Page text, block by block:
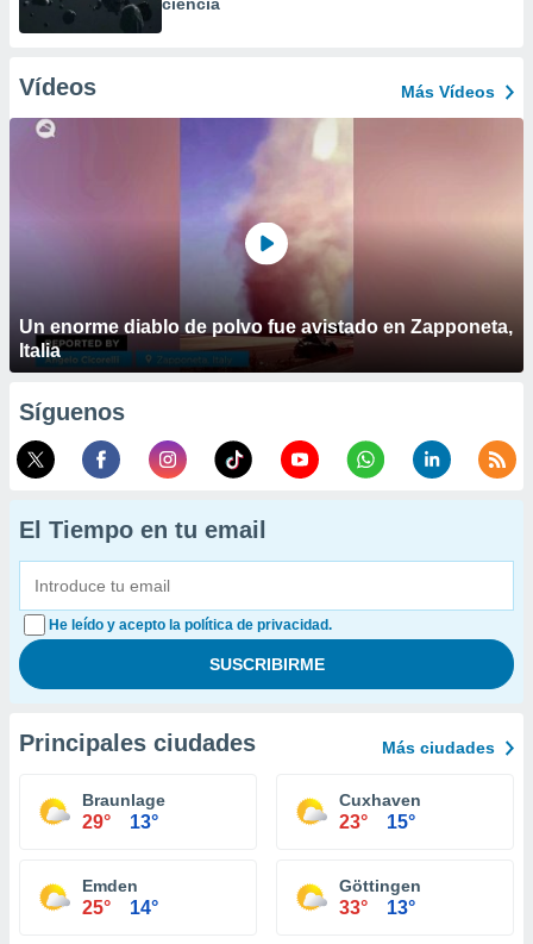
Vídeos Más Vídeos
Un enorme diablo de polvo fue avistado en Zapponeta,
Italia
Síguenos
El Tiempo en tu email
He leído y acepto la política de privacidad.
Principales ciudades Más ciudades
Braunlage
29° 13°
Cuxhaven
23° 15°
Emden
25° 14°
Göttingen
33° 13°